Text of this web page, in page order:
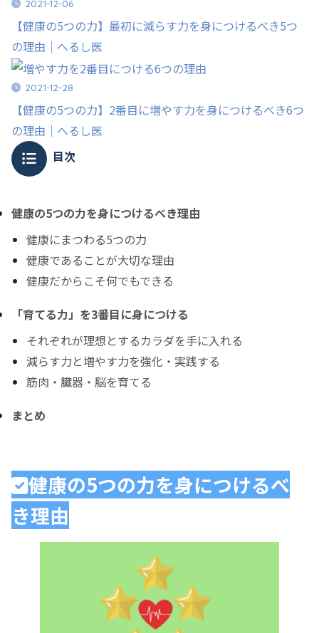
2021-12-06
【健康の5つの力】最初に減らす力を身につけるべき5つ
の理由｜へるし医
2021-12-28
【健康の5つの力】2番目に増やす力を身につけるべき6つ
の理由｜へるし医
目次
健康の5つの力を身につけるべき理由
健康にまつわる5つの力
健康であることが大切な理由
健康だからこそ何でもできる
「育てる力」を3番目に身につける
それぞれが理想とするカラダを手に入れる
減らす力と増やす力を強化・実践する
筋肉・臓器・脳を育てる
まとめ
健康の5つの力を身につけるべ
き理由